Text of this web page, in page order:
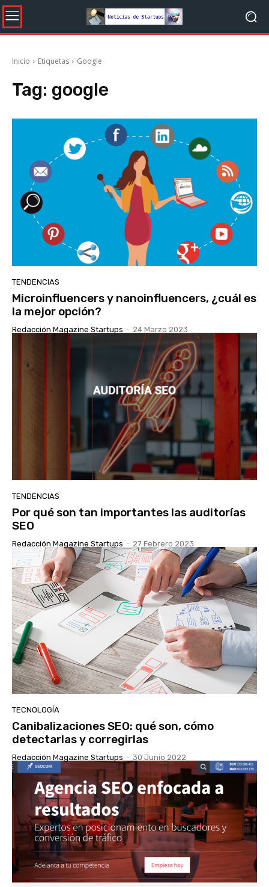
Inicio Etiquetas Google
Tag: google
TENDENCIAS
Microinfluencers y nanoinfluencers, ¿cuál es
la mejor opción?
Redacción Magazine Startups - 24 Marzo 2023
TENDENCIAS
Por qué son tan importantes las auditorías
SEO
Redacción Magazine Startups - 27 Febrero 2023
TECNOLOGÍA
Canibalizaciones SEO: qué son, cómo
detectarlas y corregirlas
Redacción Magazine Startups - 30 Junio 2022